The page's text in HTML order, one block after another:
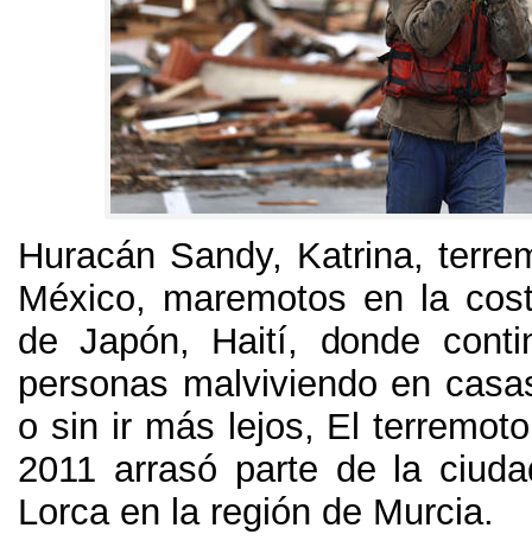
Huracán Sandy, Katrina,
México, maremotos en la
de Japón, Haití, donde
personas malviviendo en
o sin ir más lejos, El
2011 arrasó parte de la
Lorca en la región de Murcia.